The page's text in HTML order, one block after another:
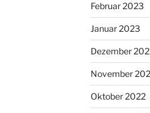
Februar 2023
Januar 2023
Dezember
November
Oktober 2022